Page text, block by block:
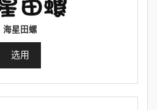
海星田螺
选用